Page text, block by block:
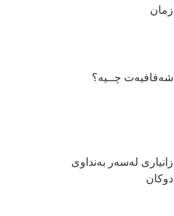
زمان
شەفافیەت چــیە؟
زانیاری لەسەر بەنداوی
دوكان